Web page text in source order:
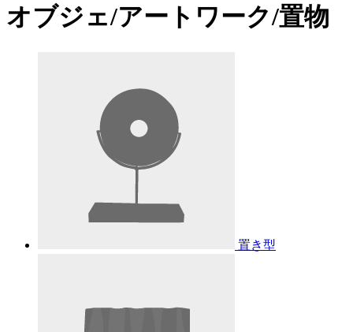
オブジェ/アートワーク/置物
置き型